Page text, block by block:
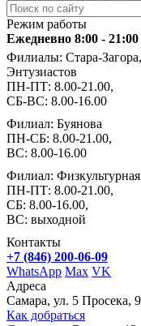
Режим работы
Ежедневно 8:00 - 21:00
Филиалы: Стара-
Энтузиастов
ПН-ПТ: 8.00-21.00,
СБ-ВС: 8.00-16.00
Филиал: Буянова
ПН-СБ: 8.00-21.00,
ВС: 8.00-16.00
Филиал: Физкультурная
ПН-ПТ: 8.00-21.00,
СБ: 8.00-16.00,
ВС: выходной
Контакты
+7 (846) 200-06-09
WhatsApp Max VK
Адреса
Самара, ул. 5 Просека,
Как добраться